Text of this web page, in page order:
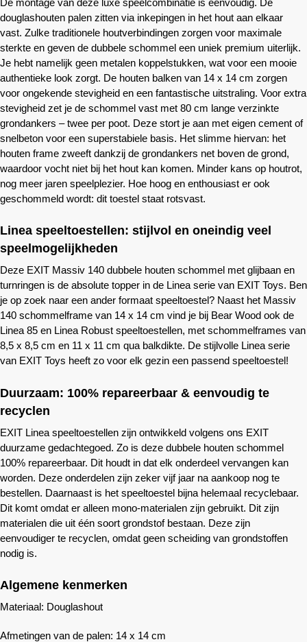
douglashouten palen zitten via inkepingen in het hout aan elkaar
vast. Zulke traditionele houtverbindingen zorgen voor maximale
sterkte en geven de dubbele schommel een uniek premium uiterlijk.
Je hebt namelijk geen metalen koppelstukken, wat voor een mooie
authentieke look zorgt. De houten balken van 14 x 14 cm zorgen
voor ongekende stevigheid en een fantastische uitstraling. Voor extra
stevigheid zet je de schommel vast met 80 cm lange verzinkte
grondankers – twee per poot. Deze stort je aan met eigen cement of
snelbeton voor een superstabiele basis. Het slimme hiervan: het
houten frame zweeft dankzij de grondankers net boven de grond,
waardoor vocht niet bij het hout kan komen. Minder kans op houtrot,
nog meer jaren speelplezier. Hoe hoog en enthousiast er ook
geschommeld wordt: dit toestel staat rotsvast.
Linea speeltoestellen: stijlvol en oneindig veel
speelmogelijkheden
Deze EXIT Massiv 140 dubbele houten schommel met glijbaan en
turnringen is de absolute topper in de Linea serie van EXIT Toys. Ben
je op zoek naar een ander formaat speeltoestel? Naast het Massiv
140 schommelframe van 14 x 14 cm vind je bij Bear Wood ook de
Linea 85 en Linea Robust speeltoestellen, met schommelframes van
8,5 x 8,5 cm en 11 x 11 cm qua balkdikte. De stijlvolle Linea serie
van EXIT Toys heeft zo voor elk gezin een passend speeltoestel!
Duurzaam: 100% repareerbaar & eenvoudig te
recyclen
EXIT Linea speeltoestellen zijn ontwikkeld volgens ons EXIT
duurzame gedachtegoed. Zo is deze dubbele houten schommel
100% repareerbaar. Dit houdt in dat elk onderdeel vervangen kan
worden. Deze onderdelen zijn zeker vijf jaar na aankoop nog te
bestellen. Daarnaast is het speeltoestel bijna helemaal recyclebaar.
Dit komt omdat er alleen mono-materialen zijn gebruikt. Dit zijn
materialen die uit één soort grondstof bestaan. Deze zijn
eenvoudiger te recyclen, omdat geen scheiding van grondstoffen
nodig is.
Algemene kenmerken
Materiaal: Douglashout
Afmetingen van de palen: 14 x 14 cm